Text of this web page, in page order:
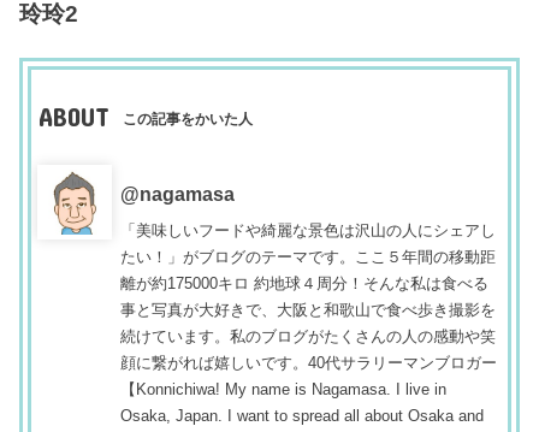
玲玲2
ABOUT この記事をかいた人
@nagamasa
「美味しいフードや綺麗な景色は沢山の人にシェアし
たい！」がブログのテーマです。ここ５年間の移動距
離が約175000キロ 約地球４周分！そんな私は食べる
事と写真が大好きで、大阪と和歌山で食べ歩き撮影を
続けています。私のブログがたくさんの人の感動や笑
顔に繋がれば嬉しいです。40代サラリーマンブロガー
【Konnichiwa! My name is Nagamasa. I live in
Osaka, Japan. I want to spread all about Osaka and